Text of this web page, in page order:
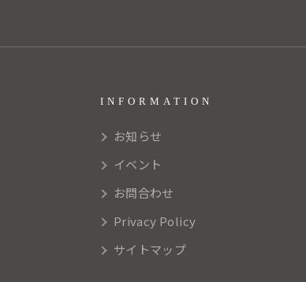
INFORMATION
お知らせ
イベント
お問合わせ
Privacy Policy
サイトマップ